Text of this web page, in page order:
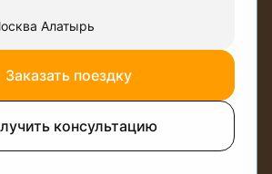
Алатырь
Заказать поездку
консультацию